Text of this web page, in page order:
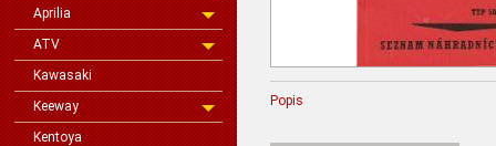
Aprilia
ATV
Kawasaki
Keeway
Kentoya
Popis